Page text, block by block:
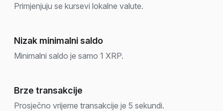
Primjenjuju se kursevi lokalne valute.
Nizak minimalni saldo
Minimalni saldo je samo 1 XRP.
Brze transakcije
Prosječno vrijeme transakcije je 5 sekundi.